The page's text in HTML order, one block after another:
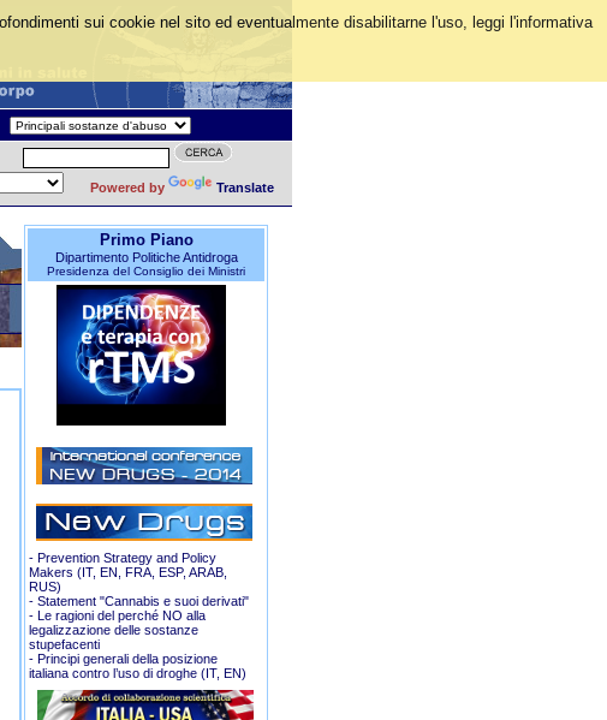
Powered by Translate
Primo Piano
Dipartimento Politiche Antidroga
Presidenza del Consiglio dei Ministri
- Prevention Strategy and Policy
Makers (IT, EN FRA ESP, ARAB
RUS)
- Statement "Cannabis e suoi derivati"
- Le ragioni del perché NO alla
legalizzazione delle sostanze
stupefacenti
- Principi generali della posizione
italiana contro l’uso di droghe (IT, EN)
sui cookie nel sito ed eventualmente disabilitarne l'uso, leggi l'informativa